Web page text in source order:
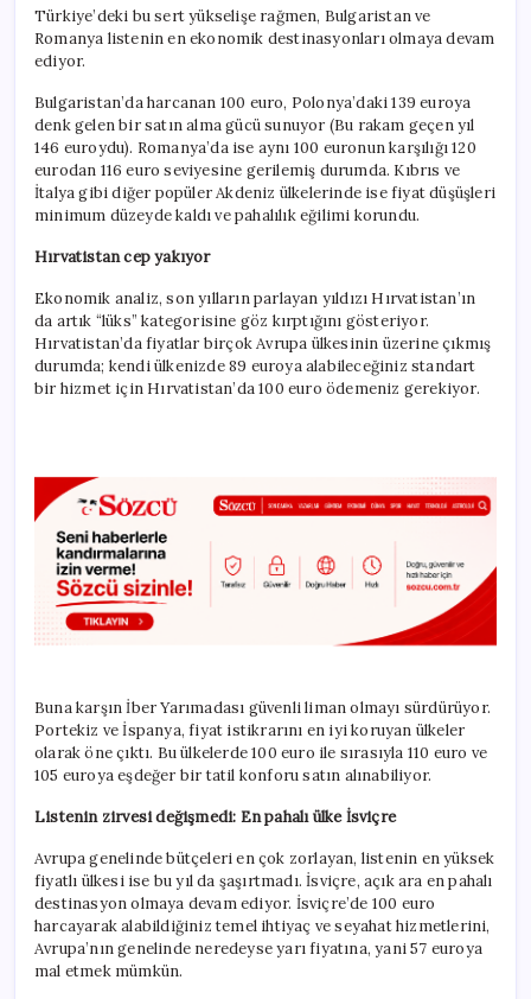
Türkiye’deki bu sert yükselişe rağmen, Bulgaristan ve
Romanya listenin en ekonomik destinasyonları olmaya devam
ediyor.
Bulgaristan’da harcanan 100 euro, Polonya’daki 139 euroya
denk gelen bir satın alma gücü sunuyor (Bu rakam geçen yıl
146 euroydu). Romanya’da ise aynı 100 euronun karşılığı 120
eurodan 116 euro seviyesine gerilemiş durumda. Kıbrıs ve
İtalya gibi diğer popüler Akdeniz ülkelerinde ise fiyat düşüşleri
minimum düzeyde kaldı ve pahalılık eğilimi korundu.
Hırvatistan cep yakıyor
Ekonomik analiz, son yılların parlayan yıldızı Hırvatistan’ın
da artık “lüks” kategorisine göz kırptığını gösteriyor.
Hırvatistan’da fiyatlar birçok Avrupa ülkesinin üzerine çıkmış
durumda; kendi ülkenizde 89 euroya alabileceğiniz standart
bir hizmet için Hırvatistan’da 100 euro ödemeniz gerekiyor.
Buna karşın İber Yarımadası güvenli liman olmayı sürdürüyor.
Portekiz ve İspanya, fiyat istikrarını en iyi koruyan ülkeler
olarak öne çıktı. Bu ülkelerde 100 euro ile sırasıyla 110 euro ve
105 euroya eşdeğer bir tatil konforu satın alınabiliyor.
Listenin zirvesi değişmedi: En pahalı ülke İsviçre
Avrupa genelinde bütçeleri en çok zorlayan, listenin en yüksek
fiyatlı ülkesi ise bu yıl da şaşırtmadı. İsviçre, açık ara en pahalı
destinasyon olmaya devam ediyor. İsviçre’de 100 euro
harcayarak alabildiğiniz temel ihtiyaç ve seyahat hizmetlerini,
Avrupa’nın genelinde neredeyse yarı fiyatına, yani 57 euroya
mal etmek mümkün.